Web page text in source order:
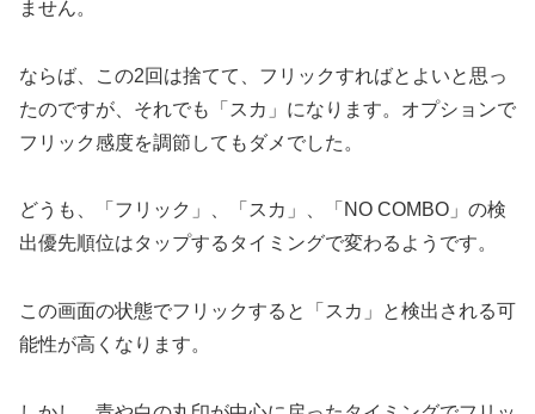
ません。
ならば、この2回は捨てて、フリックすればとよいと思っ
たのですが、それでも「スカ」になります。オプションで
フリック感度を調節してもダメでした。
どうも、「フリック」、「スカ」、「NO COMBO」の検
出優先順位はタップするタイミングで変わるようです。
この画面の状態でフリックすると「スカ」と検出される可
能性が高くなります。